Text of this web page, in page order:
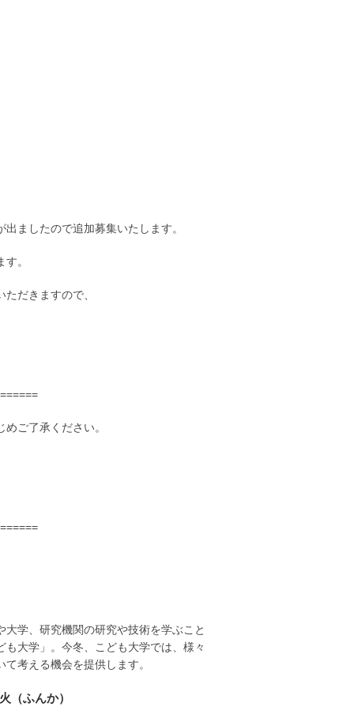
ましたので追加募集いたします。
。
だきますので、
ご了承ください。
学、研究機関の研究や技術を学ぶこと
大学」。今冬、こども大学では、様々
考える機会を提供します。
（ふんか）